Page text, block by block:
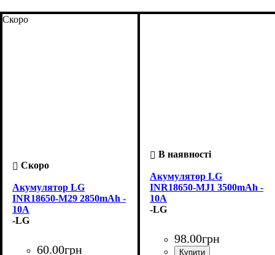
Скоро
Акумулятор LG
INR18650-M29 2850mAh -
10A
-LG
60.00грн
Акумулятор LG
INR18650-MJ1 3500mAh -
10A
-LG
98.00грн